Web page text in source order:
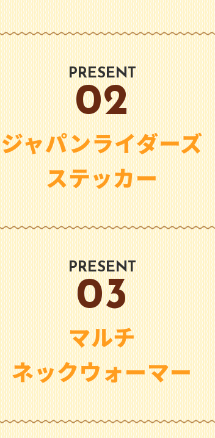
PRESENT
02
ジャパンライダーズ
ステッカー
PRESENT
03
マルチ
ネックウォーマー